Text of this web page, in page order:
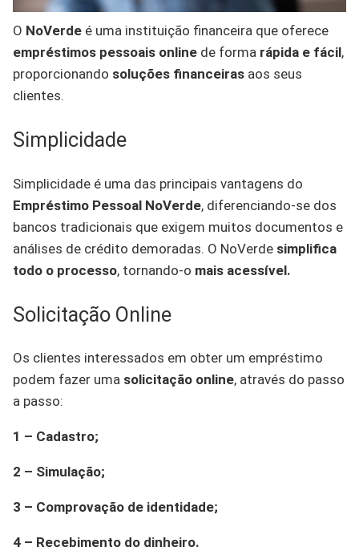
O NoVerde é uma instituição financeira que oferece
empréstimos pessoais online de forma rápida e fácil,
proporcionando soluções financeiras aos seus
clientes.
Simplicidade
Simplicidade é uma das principais vantagens do
Empréstimo Pessoal NoVerde, diferenciando-se dos
bancos tradicionais que exigem muitos documentos e
análises de crédito demoradas. O NoVerde simplifica
todo o processo, tornando-o mais acessível.
Solicitação Online
Os clientes interessados em obter um empréstimo
podem fazer uma solicitação online, através do passo
a passo:
1 – Cadastro;
2 – Simulação;
3 – Comprovação de identidade;
4 – Recebimento do dinheiro.